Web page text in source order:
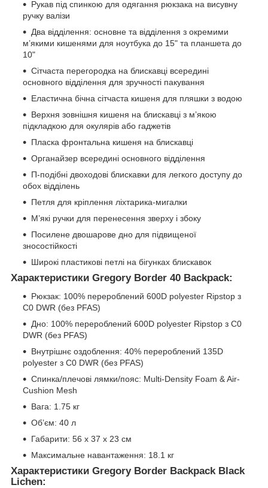
Рукав під спинкою для одягання рюкзака на висувну
ручку валізи
Два відділення: основне та відділення з окремими
м’якими кишенями для ноутбука до 15" та планшета до
10"
Сітчаста перегородка на блискавці всередині
основного відділення для зручності пакування
Еластична бічна сітчаста кишеня для пляшки з водою
Верхня зовнішня кишеня на блискавці з м’якою
підкладкою для окулярів або гаджетів
Пласка фронтальна кишеня на блискавці
Органайзер всередині основного відділення
П-подібні двоходові блискавки для легкого доступу до
обох відділень
Петля для кріплення ліхтарика-мигалки
М’які ручки для перенесення зверху і збоку
Посилене двошарове дно для підвищеної
зносостійкості
Широкі пластикові петлі на бігунках блискавок
Характеристики Gregory Border 40 Backpack:
Рюкзак: 100% перероблений 600D polyester Ripstop з
C0 DWR (без PFAS)
Дно: 100% перероблений 600D polyester Ripstop з C0
DWR (без PFAS)
Внутрішнє оздоблення: 40% перероблений 135D
polyester з C0 DWR (без PFAS)
Спинка/плечові лямки/пояс: Multi-Density Foam & Air-
Cushion Mesh
Вага: 1.75 кг
Об’єм: 40 л
Габарити: 56 x 37 x 23 см
Максимальне навантаження: 18.1 кг
Характеристики Gregory Border Backpack Black
Lichen: